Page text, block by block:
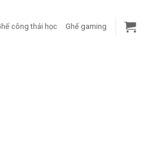
công thái học Ghế gaming